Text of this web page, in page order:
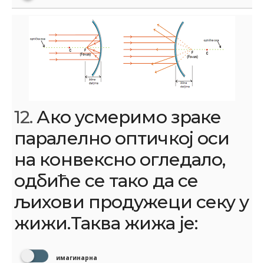
12.Ако усмеримо зраке
паралелно оптичкој оси
на конвексно огледало,
одбиће се тако да се
љихови продужеци секу у
жижи.Таква жижа је:
имагинарна